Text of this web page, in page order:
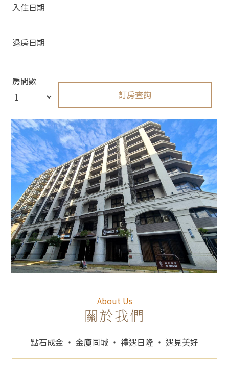
入住日期
退房日期
房間數
訂房查詢
About
About Us
關於我們
點石成金 ‧ 金廈同城 ‧ 禮遇日隆 ‧ 遇見美好